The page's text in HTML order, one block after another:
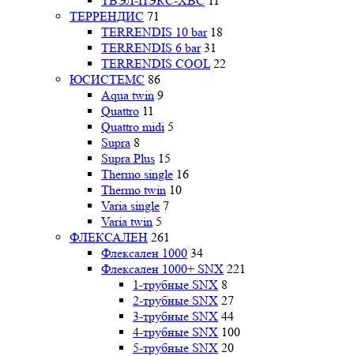
ТЕРРЕНДИС 71
TERRENDIS 10 bar 18
TERRENDIS 6 bar 31
TERRENDIS COOL 22
ЮСИСТЕМС 86
Aqua twin 9
Quattro 11
Quattro midi 5
Supra 8
Supra Plus 15
Thermo single 16
Thermo twin 10
Varia single 7
Varia twin 5
ФЛЕКСАЛЕН 261
Флексален 1000 34
Флексален 1000+ SNX 221
1-трубные SNX 8
2-трубные SNX 27
3-трубные SNX 44
4-трубные SNX 100
5-трубные SNX 20